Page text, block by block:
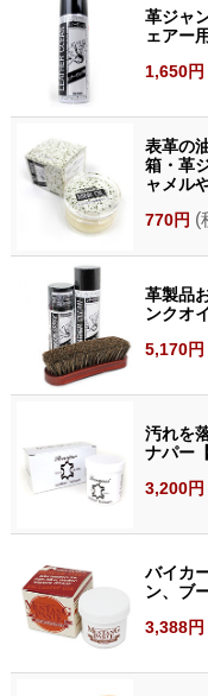
革ジャ
ェアー
1,650円
表革の
箱・革
ャメル
770円 (
革製品
ンクオ
5,170円
汚れを
ナパー
3,200円
バイカ
ン、ブ
3,388円